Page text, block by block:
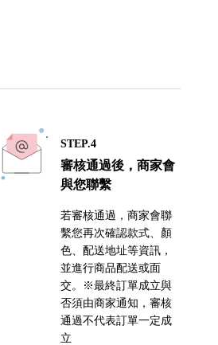
STEP.4
審核通過後，商家會
與您聯繫
若審核通過，商家會聯
繫您再次確認款式、顏
色、配送地址等資訊，
並進行商品配送或面
交。※最終訂單成立與
否須由商家通知，審核
通過不代表訂單一定成
立